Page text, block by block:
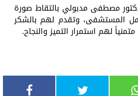
مصطفى مدبولي بالتقاط صورة
المستشفى، وتقدم لهم بالشكر
لهم استمرار التميز والنجاح.